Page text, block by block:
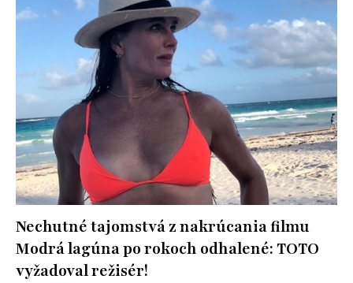
Nechutné tajomstvá z nakrúcania filmu
Modrá lagúna po rokoch odhalené: TOTO
vyžadoval režisér!